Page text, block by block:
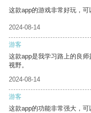
这款app的游戏非常好玩，可
2024-08-14
游客
这款app是我学习路上的良
视野。
2024-08-14
游客
这款app的功能非常强大，